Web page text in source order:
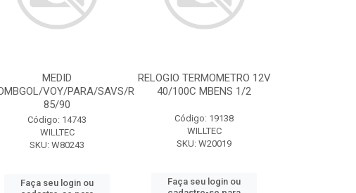
MEDID
VOY/PARA/SAVS/R
85/90
Código: 14743
WILLTEC
SKU: W80243
Faça seu login ou
RELOGIO TERMOMETRO 12V
40/100C MBENS 1/2
Código: 19138
WILLTEC
SKU: W20019
Faça seu login ou